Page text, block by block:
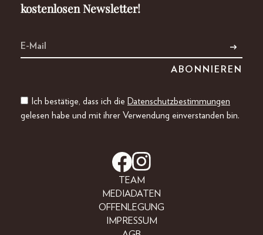
kostenlosen Newsletter!
Ich bestätige, dass ich die Datenschutzbestimmungen
gelesen habe und mit ihrer Verwendung einverstanden bin.
TEAM
MEDIADATEN
OFFENLEGUNG
IMPRESSUM